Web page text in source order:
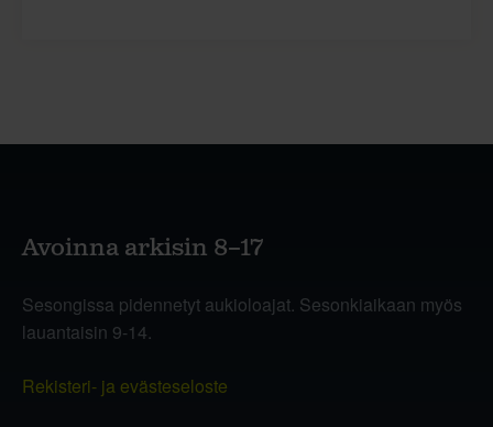
Avoinna arkisin 8–17
Sesongissa pidennetyt aukioloajat. Sesonkiaikaan myös
lauantaisin 9-14.
Rekisteri- ja evästeseloste